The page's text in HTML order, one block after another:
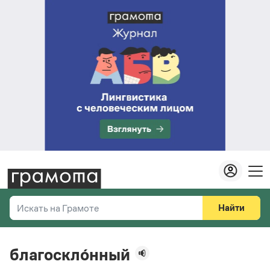
Искать на Грамоте
Справочная служба
Найти
благоскло́нный